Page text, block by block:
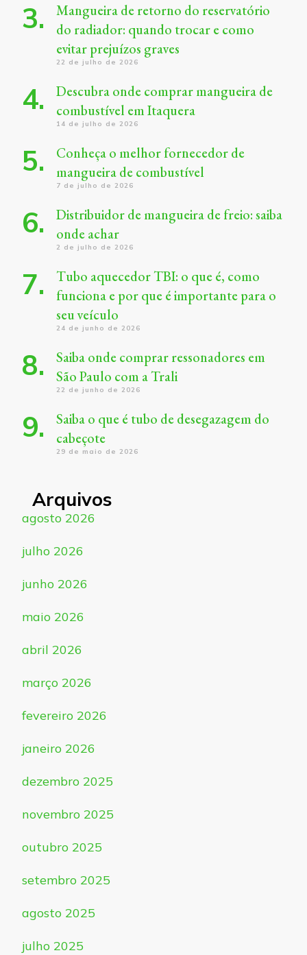
Mangueira de retorno do reservatório
do radiador: quando trocar e como
evitar prejuízos graves
22 de julho de 2026
Descubra onde comprar mangueira de
combustível em Itaquera
14 de julho de 2026
Conheça o melhor fornecedor de
mangueira de combustível
7 de julho de 2026
Distribuidor de mangueira de freio: saiba
onde achar
2 de julho de 2026
Tubo aquecedor TBI: o que é, como
funciona e por que é importante para o
seu veículo
24 de junho de 2026
Saiba onde comprar ressonadores em
São Paulo com a Trali
22 de junho de 2026
Saiba o que é tubo de desegazagem do
cabeçote
29 de maio de 2026
Arquivos
agosto 2026
julho 2026
junho 2026
maio 2026
abril 2026
março 2026
fevereiro 2026
janeiro 2026
dezembro 2025
novembro 2025
outubro 2025
setembro 2025
agosto 2025
julho 2025